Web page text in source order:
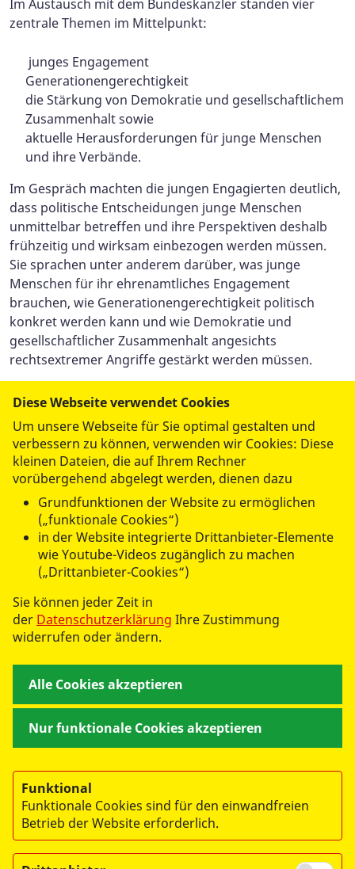
Im Austausch mit dem Bundeskanzler standen vier
zentrale Themen im Mittelpunkt:
junges Engagement
Generationengerechtigkeit
die Stärkung von Demokratie und gesellschaftlichem
Zusammenhalt sowie
aktuelle Herausforderungen für junge Menschen
und ihre Verbände.
Im Gespräch machten die jungen Engagierten deutlich,
dass politische Entscheidungen junge Menschen
unmittelbar betreffen und ihre Perspektiven deshalb
frühzeitig und wirksam einbezogen werden müssen.
Sie sprachen unter anderem darüber, was junge
Menschen für ihr ehrenamtliches Engagement
brauchen, wie Generationengerechtigkeit politisch
konkret werden kann und wie Demokratie und
gesellschaftlicher Zusammenhalt angesichts
rechtsextremer Angriffe gestärkt werden müssen.
Kevin Henkel, Vorstandsmitglied der ASJ Sachsen,
übernahm die Sprecherrolle für die Arbeitsgruppe
„Junges Engagement“.
In dieser Funktion sagte er zu Bundeskanzler Merz:
„Jugendverbände brauchen Planungssicherheit und
eine verlässliche Förderung. Gleichzeitig ist es wichtig,
dass das Engagement junger Menschen sichtbar
anerkannt wird. Der direkte Austausch mit dem
Bundeskanzler ist daher ein wichtiges Signal für die
Für die ASJ war die Teilnahme eine sehr gute
Gelegenheit, die Interessen junger Engagierter in den
politischen Dialog einzubringen und gemeinsam mit
vielen anderen Jugendverbänden die Stimme der
jungen Generation sichtbar zu machen.
© 2026 Arbeiter-Samariter-Jugend
Diese Webseite verwendet Cookies
Um unsere Webseite für Sie optimal gestalten und
verbessern zu können, verwenden wir Cookies: Diese
kleinen Dateien, die auf Ihrem Rechner
vorübergehend abgelegt werden, dienen dazu
Grundfunktionen der Website zu ermöglichen
(„funktionale Cookies“)
in der Website integrierte Drittanbieter-Elemente
wie Youtube-Videos zugänglich zu machen
(„Drittanbieter-Cookies“)
Sie können jeder Zeit in
der Datenschutzerklärung Ihre Zustimmung
widerrufen oder ändern.
Nur funktionale Cookies akzeptieren
Alle Cookies akzeptieren
Funktional
Funktionale Cookies sind für den einwandfreien
Betrieb der Website erforderlich.